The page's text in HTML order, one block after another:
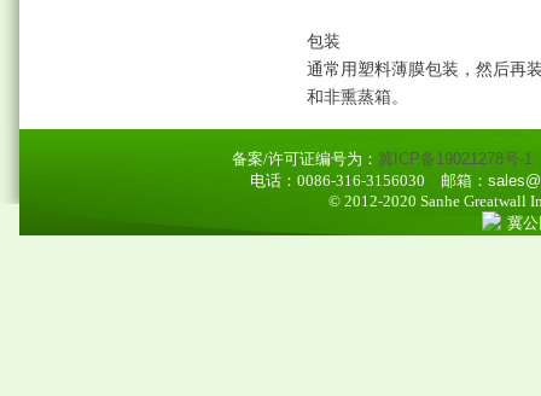
包装
通常用塑料薄膜包装，然后再
和非熏蒸箱。
备案/许可证编号为： 冀ICP备19021278号-1
电话：0086-316-3156030 邮箱：
© 2012-2020 Sanhe Greatwall
冀